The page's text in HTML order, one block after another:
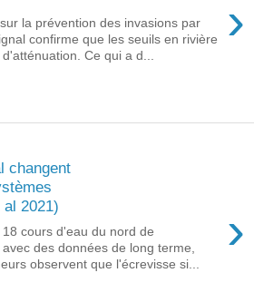
›
la prévention des invasions par
confirme que les seuils en rivière
Ce qui a d...
changent
2021)
›
cours d'eau du nord de
des données de long terme,
observent que l'écrevisse si...